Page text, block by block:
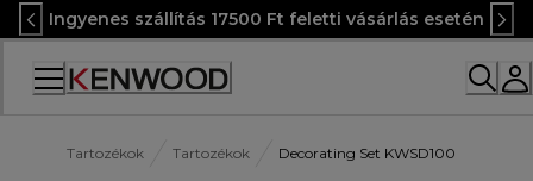
Skip
to
Content
Ingyenes szállítás 17500 Ft feletti vásárlás esetén
Accessibility
Tartozékok Tartozékok Decorating Set KWSD100